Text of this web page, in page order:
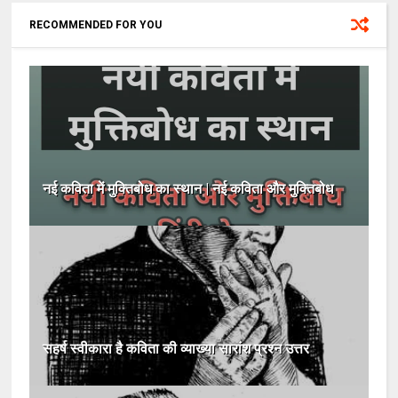
RECOMMENDED FOR YOU
नई कविता में मुक्तिबोध का स्थान | नई कविता और मुक्तिबोध
सहर्ष स्वीकारा है कविता की व्याख्या सारांश प्रश्न उत्तर